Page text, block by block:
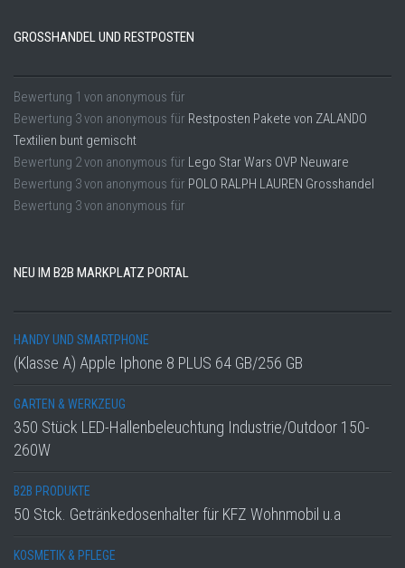
GROSSHANDEL UND RESTPOSTEN
Bewertung 1 von anonymous für
Bewertung 3von anonymous für Restposten Pakete von ZALANDO
Textilien bunt gemischt
Bewertung 2von anonymous für Lego Star Wars OVP Neuware
Bewertung 3von anonymous für POLO RALPH LAUREN Grosshandel
Bewertung 3von anonymous für
NEU IM B2B MARKPLATZ PORTAL
HANDY UND SMARTPHONE
(Klasse A) Apple Iphone 8 PLUS 64 GB/256 GB
GARTEN & WERKZEUG
350 Stück LED-Hallenbeleuchtung Industrie/Outdoor 150-
260W
B2B PRODUKTE
50 Stck. Getränkedosenhalter für KFZ Wohnmobil u.a
KOSMETIK & PFLEGE